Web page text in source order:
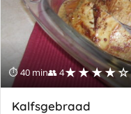
⏱ 40 min👥 4★★★★☆
Kalfsgebraad